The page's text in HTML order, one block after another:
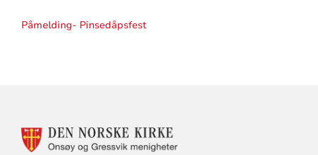
Påmelding- Pinsedåpsfest
FOR